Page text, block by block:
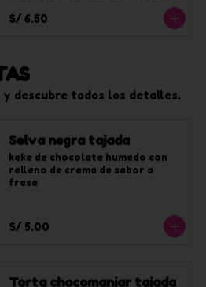
S/ 6.50
descubre todos los detalles.
Selva negra tajada
keke de chocolate humedo con
relleno de crema de sabor a
fresa
S/ 5.00
Torta chocomanjar tajada